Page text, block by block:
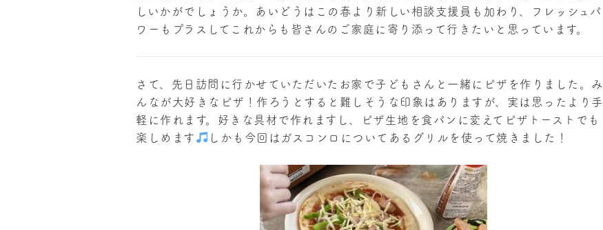
しいかがでしょうか。あいどうはこの春より新しい相談支援員も加わり、フレッシュパ
ワーもプラスしてこれからも皆さんのご家庭に寄り添って行きたいと思っています。
さて、先日訪問に行かせていただいたお家で子どもさんと一緒にピザを作りました。み
んなが大好きなピザ！作ろうとすると難しそうな印象はありますが、実は思ったより手
軽に作れます。好きな具材で作れますし、ピザ生地を食パンに変えてピザトーストでも
楽しめます
しかも今回はガスコンロについてあるグリルを使って焼きました！